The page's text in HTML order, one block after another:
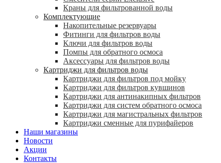
Краны для фильтрованной воды
Комплектующие
Накопительные резервуары
Фитинги для фильтров воды
Ключи для фильтров воды
Помпы для обратного осмоса
Аксессуары для фильтров воды
Картриджи для фильтров воды
Картриджи для фильтров под мойку
Картриджи для фильтров кувшинов
Картриджи для антинакипных фильтров
Картриджи для систем обратного осмоса
Картриджи для магистральных фильтров
Картриджи сменные для пурифайеров
Наши магазины
Новости
Акции
Контакты